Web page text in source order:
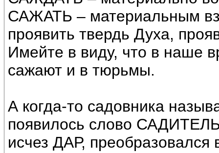
САЖАТЬ – материальным
проявить твердь Духа,
Имейте в виду, что в наше
сажают и в тюрьмы.
А когда-то садовника
появилось слово
исчез ДАР,